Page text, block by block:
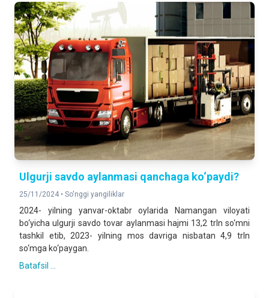
Ulgurji savdo aylanmasi qanchaga ko‘paydi?
25/11/2024 • So'nggi yangiliklar
2024- yilning yanvar-oktabr oylarida Namangan viloyati
bo‘yicha ulgurji savdo tovar aylanmasi hajmi 13,2 trln so‘mni
tashkil etib, 2023- yilning mos davriga nisbatan 4,9 trln
so‘mga ko‘paygan.
Batafsil ...